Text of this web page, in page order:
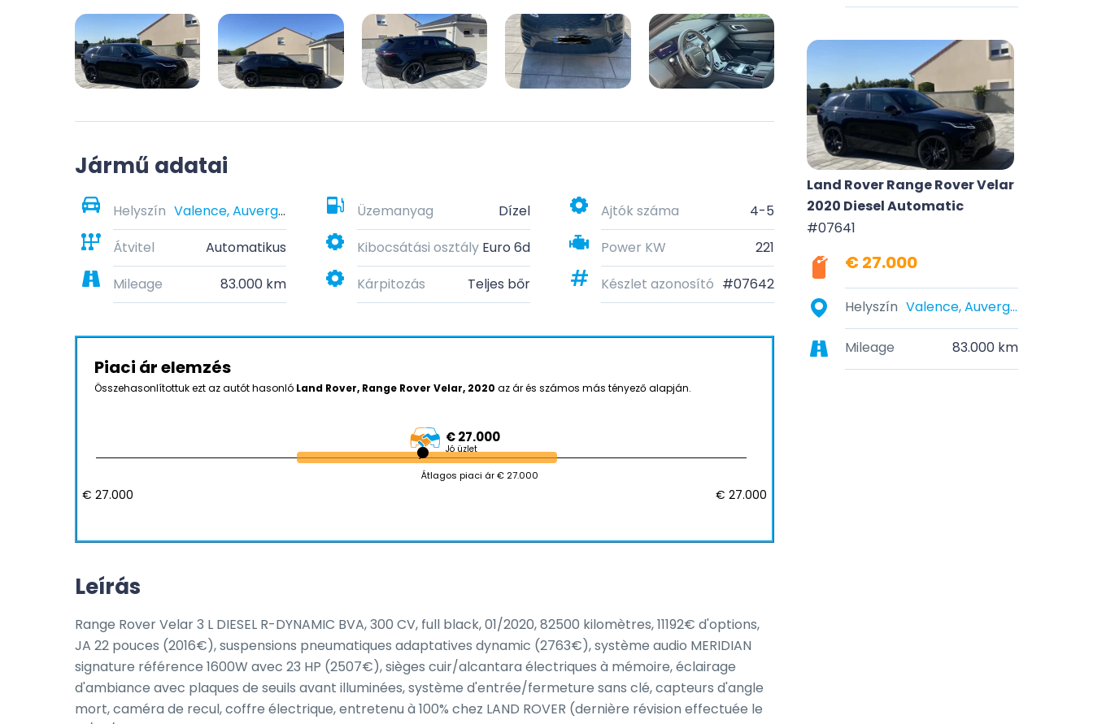
Jármű adatai
Helyszín Valence, Auvergne-Rhône-Alpes, France Üzemanyag Dízel Ajtók száma
4-5
Átvitel
Automatikus Kibocsátási osztály Euro 6d Power KW
221
Mileage
83.000 km Kárpitozás Teljes bőr Készlet azonosító #07642
Piaci ár elemzés
Összehasonlítottuk ezt az autót hasonló Land Rover, Range Rover Velar, 2020 az ár és számos más tényező alapján.
€ 27.000
Jó üzlet
Átlagos piaci ár € 27.000
€ 27.000 € 27.000
Leírás
Range Rover Velar 3 L DIESEL R-DYNAMIC BVA, 300 CV, full black, 01/2020, 82500 kilomètres, 11192€ d'options,
JA 22 pouces (2016€), suspensions pneumatiques adaptatives dynamic (2763€), système audio MERIDIAN
signature référence 1600W avec 23 HP (2507€), sièges cuir/alcantara électriques à mémoire, éclairage
d'ambiance avec plaques de seuils avant illuminées, système d'entrée/fermeture sans clé, capteurs d'angle
mort, caméra de recul, coffre électrique, entretenu à 100% chez LAND ROVER (dernière révision effectuée le
Land Rover Range Rover Velar
2020 Diesel Automatic
#07641
€ 27.000
Helyszín Valence, Auvergne-Rhône-Alpes, France
Mileage 83.000 km